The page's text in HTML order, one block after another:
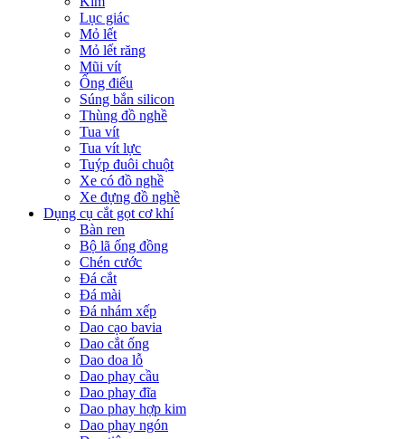
Lục giác
Mỏ lết
Mỏ lết răng
Mũi vít
Ống điếu
Súng bắn silicon
Thùng đồ nghề
Tua vít
Tua vít lực
Tuýp đuôi chuột
Xe có đồ nghề
Xe đựng đồ nghề
Dụng cụ cắt gọt cơ khí
Bàn ren
Bộ lã ống đồng
Chén cước
Đá cắt
Đá mài
Đá nhám xếp
Dao cạo bavia
Dao cắt ống
Dao doa lỗ
Dao phay cầu
Dao phay đĩa
Dao phay hợp kim
Dao phay ngón